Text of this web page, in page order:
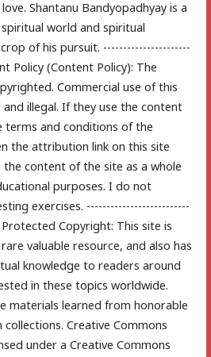
Shantanu Bandyopadhyay is a
world and spiritual
of his pursuit. ----------------------
Policy (Content Policy): The
Commercial use of this
illegal. If they use the content
and conditions of the
the attribution link on this site
content of the site as a whole
purposes. I do not
exercises. --------------------------
Copyright: This site is
valuable resource, and also has
knowledge to readers around
in these topics worldwide.
materials learned from honorable
Creative Commons
under a Creative Commons